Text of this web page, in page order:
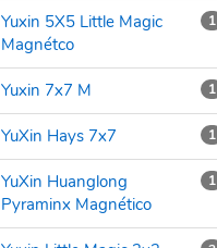
1
Yuxin 5X5 Little Magic
Magnétco
1
Yuxin 7x7 M
1
YuXin Hays 7x7
1
YuXin Huanglong
Pyraminx Magnético